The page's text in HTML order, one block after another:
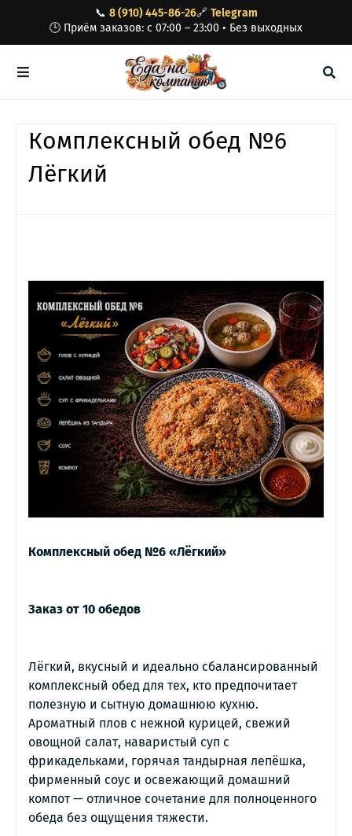
📞 8 (910) 445-86-26🔗 Telegram
🕒 Приём заказов: с 07:00 – 23:00 • Без выходных
Комплексный обед №6
Лёгкий
Комплексный обед №6 «Лёгкий»
Заказ от 10 обедов
Лёгкий, вкусный и идеально сбалансированный
комплексный обед для тех, кто предпочитает
полезную и сытную домашнюю кухню.
Ароматный плов с нежной курицей, свежий
овощной салат, наваристый суп с
фрикадельками, горячая тандырная лепёшка,
фирменный соус и освежающий домашний
компот — отличное сочетание для полноценного
обеда без ощущения тяжести.